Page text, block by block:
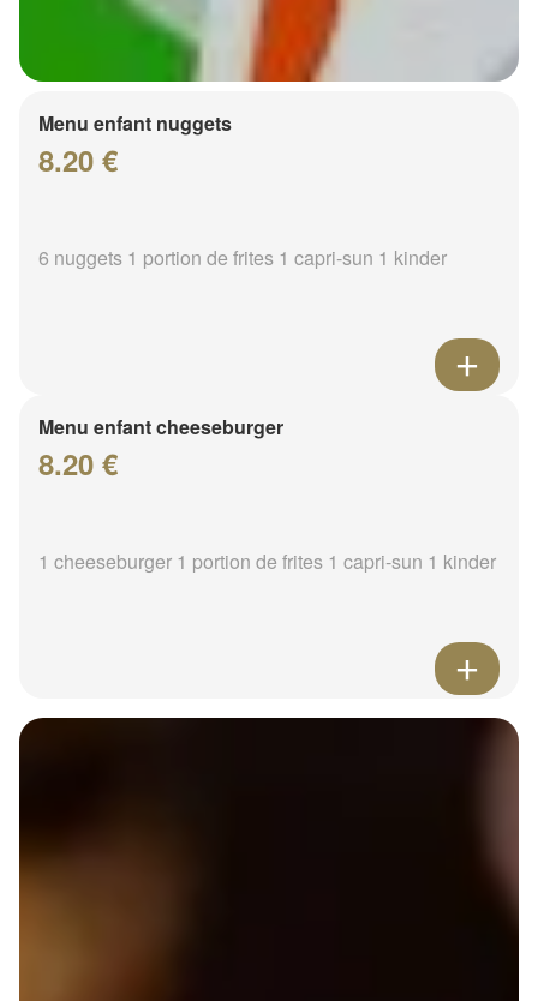
Menu enfant nuggets
8.20 €
6 nuggets 1 portion de frites 1 capri-sun 1 kinder
Menu enfant cheeseburger
8.20 €
1 cheeseburger 1 portion de frites 1 capri-sun 1 kinder